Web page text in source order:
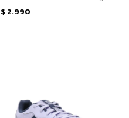
Blanco
$ 2.990